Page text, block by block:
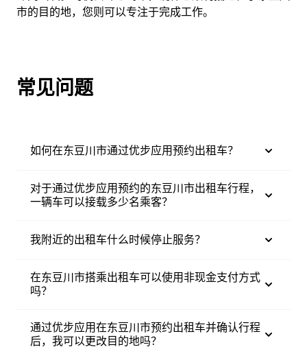
市的目的地，您则可以专注于完成工作。
常见问题
如何在东豆川市通过优步应用预约出租车？
对于通过优步应用预约的东豆川市出租车行程，
一辆车可以接载多少名乘客？
我附近的出租车什么时候停止服务？
在东豆川市搭乘出租车可以使用非现金支付方式
吗？
通过优步应用在东豆川市预约出租车并确认行程
后，我可以更改目的地吗？